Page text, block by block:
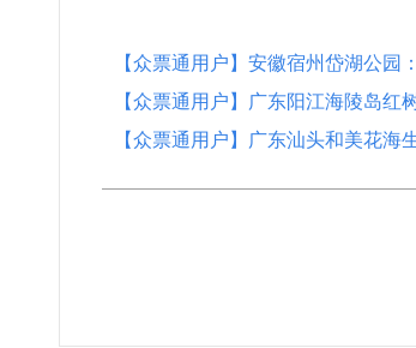
【众票通用户】安徽宿州岱湖公
【众票通用户】广东阳江海陵岛
【众票通用户】广东汕头和美花